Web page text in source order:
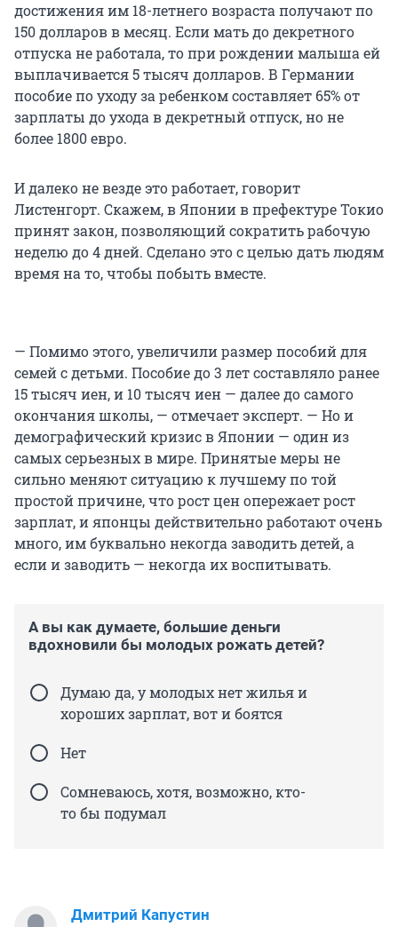
достижения им 18-летнеговозраста получают по
150 долларов в месяц. Если мать до декретного
отпуска не работала, то при рождении малыша ей
выплачивается 5 тысяч долларов. В Германии
пособие по уходу за ребенком составляет 65% от
зарплаты до ухода в декретный отпуск, но не
более 1800 евро.
И далеко не везде это работает, говорит
Листенгорт. Скажем, в Японии в префектуре Токио
принят закон, позволяющий сократить рабочую
неделю до 4 дней. Сделано это с целью дать людям
время на то, чтобы побыть вместе.
— Помимо этого, увеличили размер пособий для
семей с детьми. Пособиедо 3 летсоставляло ранее
15 тысяч иен, и 10 тысяч иен — далее до самого
окончания школы, — отмечает эксперт. — Но и
демографический кризис в Японии — один из
самых серьезных в мире. Принятые меры не
сильно меняют ситуацию к лучшему по той
простой причине, что рост цен опережает рост
зарплат, и японцы действительно работают очень
много, им буквально некогда заводить детей, а
если и заводить — некогда их воспитывать.
А вы как думаете, большие деньги
вдохновили бы молодых рожать детей?
Думаю да, у молодых нет жилья и
хороших зарплат, вот и боятся
Нет
Сомневаюсь, хотя, возможно, кто-
то бы подумал
Дмитрий Капустин